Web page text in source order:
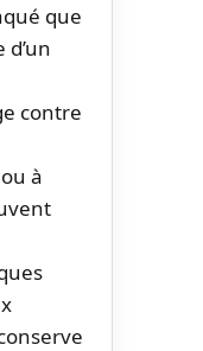
que
contre
à